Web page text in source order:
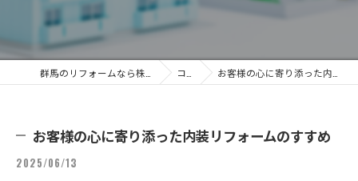
コラム お客様の心に寄り添った内装リフォームのすすめ
お客様の心に寄り添った内装リフォームのすすめ
2025/06/13